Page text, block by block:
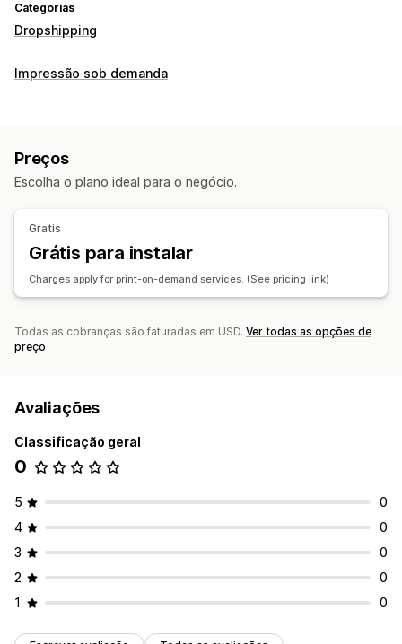
Categorias
Dropshipping
Impressão sob demanda
Preços
Escolha o plano ideal para o negócio.
Gratis
Grátis para instalar
Charges apply for print-on-demand services. (See pricing link)
Todas as cobranças são faturadas em USD. Ver todas as opções de
preço
Avaliações
Classificação geral
0
5
0
4
0
3
0
2
0
1
0